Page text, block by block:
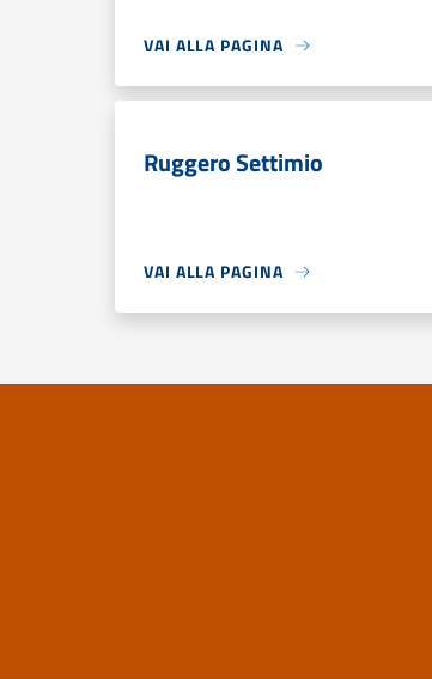
VAI ALLA PAGINA
Ruggero Settimio
VAI ALLA PAGINA